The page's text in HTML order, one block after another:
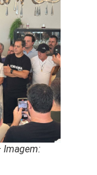
Imagem: